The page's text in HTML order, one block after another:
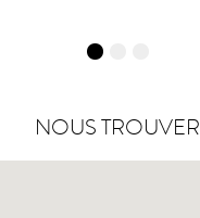
NOUS TROUVER